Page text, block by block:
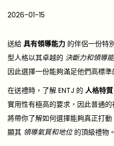
P
s
t
e
2026-01-15
2
6
-
送給 具有領導能力 的伴侶一份特
型人格以其卓越的 決斷力和領導
因此選擇一份能夠滿足他們高標準
在送禮時，了解 ENTJ 的 人格特質
實用性有極高的要求，因此普通
將帶你了解如何選擇能夠真正打
顯其 領導氣質和地位的頂級禮物。